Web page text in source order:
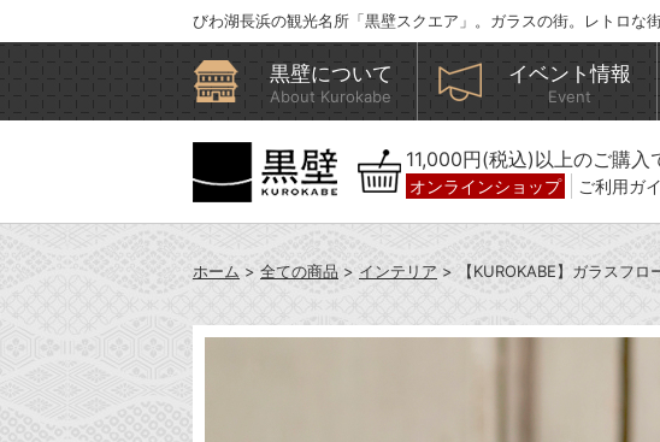
びわ湖長浜の観光名所「黒壁スクエア」。ガラスの街。レトロな
黒壁について
About Kurokabe
イベント情報
Event
11,000円(税込)以上のご購入
オンラインショップ ご利用ガ
ホーム > 全ての商品 > インテリア > 【KUROKABE】ガラスフロ